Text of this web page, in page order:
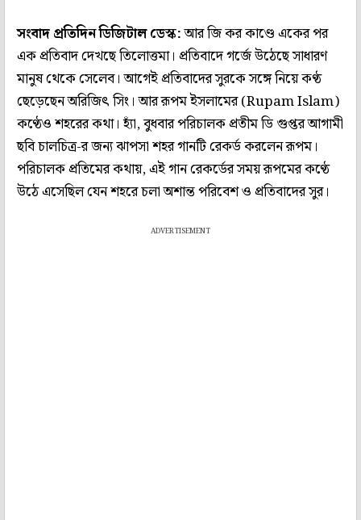
সংবাদ প্রতিদিন ডিজিটাল ডেস্ক:আর জি কর কাণ্ডে একের পর
এক প্রতিবাদ দেখছে তিলোত্তমা। প্রতিবাদে গর্জে উঠেছে সাধারণ
মানুষ থেকে সেলেব। আগেই প্রতিবাদের সুরকে সঙ্গে নিয়ে কণ্ঠ
ছেড়েছেন অরিজিৎ সিং। আর রূপম ইসলামের (Rupam Islam)
কণ্ঠেও শহরের কথা। হ্যাঁ, বুধবার পরিচালক প্রতীম ডি গুপ্তর আগামী
ছবি চালচিত্র-র জন্য ঝাপসা শহর গানটি রেকর্ড করলেন রূপম।
পরিচালক প্রতিমের কথায়, এই গান রেকর্ডের সময় রূপমের কণ্ঠে
উঠে এসেছিল যেন শহরে চলা অশান্ত পরিবেশ ও প্রতিবাদের সুর।
ADVERTISEMENT